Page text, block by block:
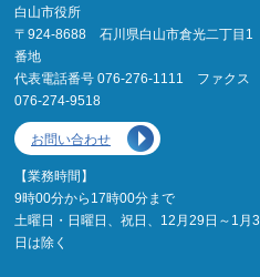
白山市役所
〒924-8688 石川県白山市倉光二丁目1
番地
代表電話番号 076-276-1111 ファクス
076-274-9518
お問い合わせ
【業務時間】
9時00分から17時00分まで
土曜日・日曜日、祝日、12月29日～1月3
日は除く